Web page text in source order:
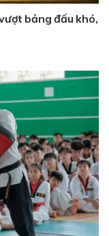
bảng đấu khó,